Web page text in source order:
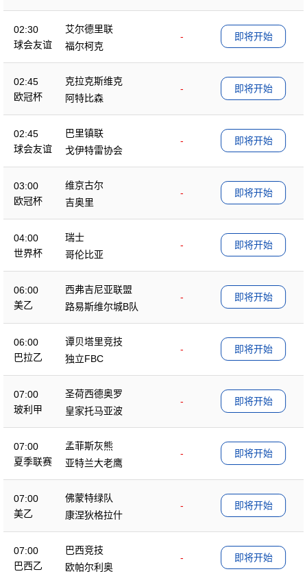
02:30
球会友谊
艾尔德里联
-
福尔柯克
即将开始
02:45
欧冠杯
克拉克斯维克
-
阿特比森
即将开始
02:45
球会友谊
巴里镇联
-
戈伊特雷协会
即将开始
03:00
欧冠杯
维京古尔
-
吉奥里
即将开始
04:00
世界杯
瑞士
-
哥伦比亚
即将开始
06:00
美乙
西弗吉尼亚联盟
-
路易斯维尔城B队
即将开始
06:00
巴拉乙
谭贝塔里竞技
-
独立FBC
即将开始
07:00
玻利甲
圣荷西德奥罗
-
皇家托马亚波
即将开始
07:00
夏季联赛
孟菲斯灰熊
-
亚特兰大老鹰
即将开始
07:00
美乙
佛蒙特绿队
-
康涅狄格拉什
即将开始
07:00
巴西乙
巴西竞技
-
欧帕尔利奥
即将开始